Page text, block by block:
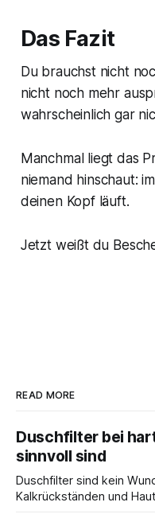
Das Fazit
Du brauchst nicht
nicht noch mehr
wahrscheinlich gar
Manchmal liegt das
niemand hinschaut:
deinen Kopf läuft.
Jetzt weißt du
READ MORE
Duschfilter bei
sinnvoll sind
Duschfilter sind kein
Kalkrückständen und